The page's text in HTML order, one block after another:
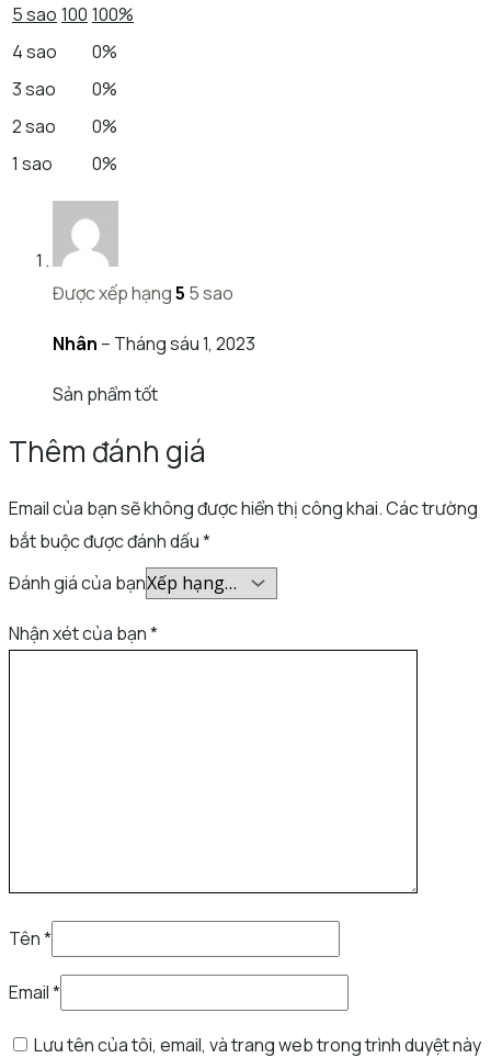
5 sao 100 100%
4 sao
0%
3 sao
0%
2 sao
0%
1 sao
0%
Được xếp hạng5 5 sao
Nhân – Tháng sáu 1, 2023
Sản phẩm tốt
Thêm đánh giá
Email của bạn sẽ không được hiển thị công khai.Các trường
bắt buộc được đánh dấu*
Đánh giá của bạn
Nhận xét của bạn*
Tên*
Email*
Lưu tên của tôi, email, và trang web trong trình duyệt này